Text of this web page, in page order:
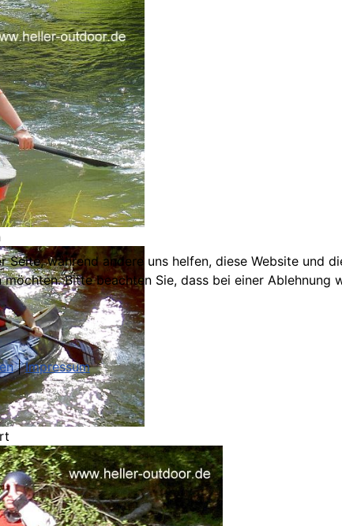
während andere uns helfen, diese Website und
Bitte beachten Sie, dass bei einer Ablehnung
|Impressum